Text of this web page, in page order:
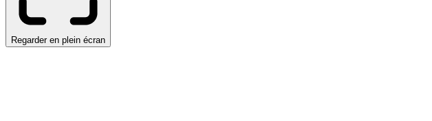
Regarder en plein écran